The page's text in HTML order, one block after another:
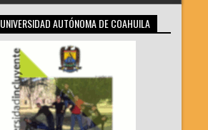
UNIVERSIDAD AUTÓNOMA DE COAHUILA